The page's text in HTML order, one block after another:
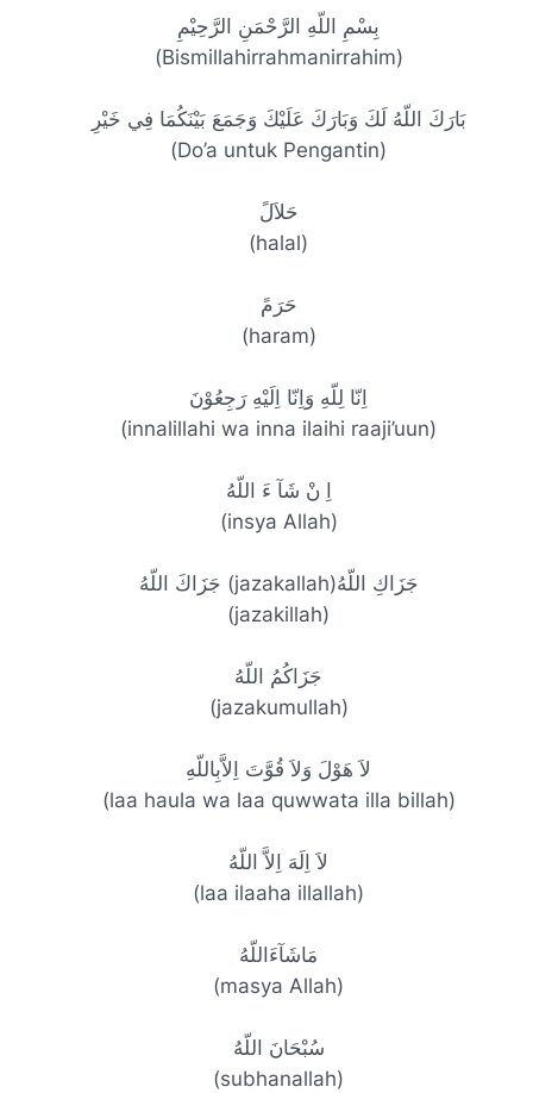
بِسْمِ اللّهِ الرَّحْمَنِ الرَّحِيْمِ
(Bismillahirrahmanirrahim)
بَارَكَ اللّهُ لَكَ وَبَارَكَ عَلَيْكَ وَجَمَعَ بَيْنَكُمَا فِي خَيْرِ
(Do’a untuk Pengantin)
حَلاَلً
(halal)
حَرَمً
(haram)
اِنّا لِلّهِ وَاِنّا اِلَيْهِ رَجِعُوْنَ
(innalillahi wa inna ilaihi raaji’uun)
اِ نْ شَآ ءَ اللّهُ
(insya Allah)
جَزَاكَ اللّهُ (jazakallah)جَزَاكِ اللّهُ
(jazakillah)
جَزَاكُمُ اللّهُ
(jazakumullah)
لاَ هَوْلَ وَلاَ قُوَّتَ اِلاَّبِاللّهِ
(laa haula wa laa quwwata illa billah)
لاَ اِلَهَ اِلاَّ اللّهُ
(laa ilaaha illallah)
مَاشَآءَاللّهُ
(masya Allah)
سُبْحَانَ اللّهُ
(subhanallah)